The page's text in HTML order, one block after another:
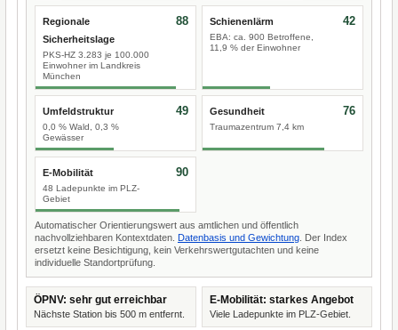
Regionale
Sicherheitslage
PKS-HZ 3.283 je 100.000
Einwohner im Landkreis
München
88 Schienenlärm
EBA: ca. 900 Betroffene,
11,9 % der Einwohner
42
Umfeldstruktur
0,0 % Wald, 0,3 %
Gewässer
49 Gesundheit
Traumazentrum 7,4 km
76
E-Mobilität
48 Ladepunkte im PLZ-
Gebiet
90
Automatischer Orientierungswert aus amtlichen und öffentlich
nachvollziehbaren Kontextdaten. Datenbasis und Gewichtung . Der Index
ersetzt keine Besichtigung, kein Verkehrswertgutachten und keine
individuelle Standortprüfung.
ÖPNV: sehr gut erreichbar
Nächste Station bis 500 m entfernt.
E-Mobilität: starkes Angebot
Viele Ladepunkte im PLZ-Gebiet.